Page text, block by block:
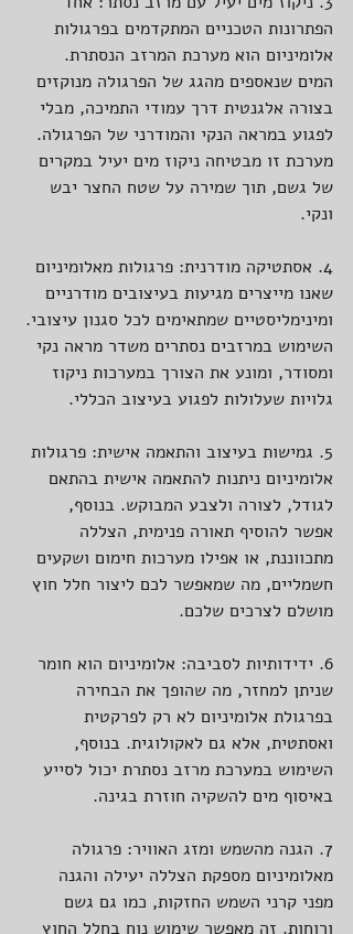
הפתרונות הטכניים המתקדמים בפרגולות
אלומיניום הוא מערכת המרזב הנסתרת.
המים שנאספים מהגג של הפרגולה מנוקזים
בצורה אלגנטית דרך עמודי התמיכה, מבלי
לפגוע במראה הנקי והמודרני של הפרגולה.
מערכת זו מבטיחה ניקוז מים יעיל במקרים
של גשם, תוך שמירה על שטח החצר יבש
ונקי.
4. אסתטיקה מודרנית: פרגולות מאלומיניום
שאנו מייצרים מגיעות בעיצובים מודרניים
ומינימליסטיים שמתאימים לכל סגנון עיצובי.
השימוש במרזבים נסתרים משדר מראה נקי
ומסודר, ומונע את הצורך במערכות ניקוז
גלויות שעלולות לפגוע בעיצוב הכללי.
5. גמישות בעיצוב והתאמה אישית: פרגולות
אלומיניום ניתנות להתאמה אישית בהתאם
לגודל, לצורה ולצבע המבוקש. בנוסף,
אפשר להוסיף תאורה פנימית, הצללה
מתכווננת, או אפילו מערכות חימום ושקעים
חשמליים, מה שמאפשר לכם ליצור חלל חוץ
מושלם לצרכים שלכם.
6. ידידותיות לסביבה: אלומיניום הוא חומר
שניתן למחזר, מה שהופך את הבחירה
בפרגולת אלומיניום לא רק לפרקטית
ואסתטית, אלא גם לאקולוגית. בנוסף,
השימוש במערכת מרזב נסתרת יכול לסייע
באיסוף מים להשקיה חוזרת בגינה.
7. הגנה מהשמש ומזג האוויר: פרגולה
מאלומיניום מספקת הצללה יעילה והגנה
מפני קרני השמש החזקות, כמו גם גשם
ורוחות. זה מאפשר שימוש נוח בחלל החוץ